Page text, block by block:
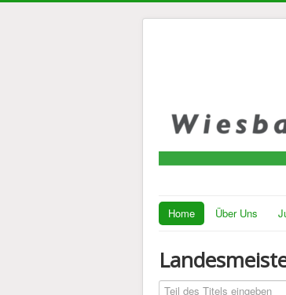
Home Über Uns
Teil des Titels eingeben